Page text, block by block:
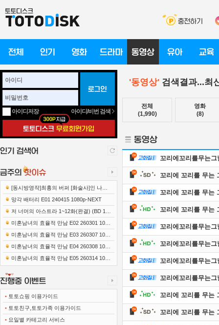
아이디저장 아이디/비번 검색
[동시방영작]최흉의 버퍼 [화술사]인 나는
세계 최강 클랜을 이끈다 E12 241219 108..
망각 배터리 E01 240415 1080p-NEXT
저 너머의 아스트라 1~12화(완결) (BD 192
0x1080 x265-10Bit FLACx2)
미혼남녀의 효율적 만남 E02 260301 1080
p-NEXT
미혼남녀의 효율적 만남 E03 260307 1080
p-NEXT
미혼남녀의 효율적 만남 E04 260308 1080
p-NEXT
미혼남녀의 효율적 만남 E05 260314 1080
• 토토쇼핑 이용가이드
• 토토친구,토토가족 이용가이드
• 요일별 카테고리 서비스
'동영상' 검색결과...최
전체
(1,990)
영화
(8)
꼬리에꼬리를무는
꼬리에 꼬리를 무는
꼬리에 꼬리를 무는
꼬리에 꼬리를 무는
꼬리에꼬리를무는
꼬리에꼬리를무는
꼬리에꼬리를무는
꼬리에꼬리를무는
꼬리에 꼬리를 무는
꼬리에 꼬리를 무는